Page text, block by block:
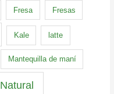
Fresa Fresas
Kale latte
Mantequilla de maní
Natural